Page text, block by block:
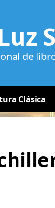
de
Clásica